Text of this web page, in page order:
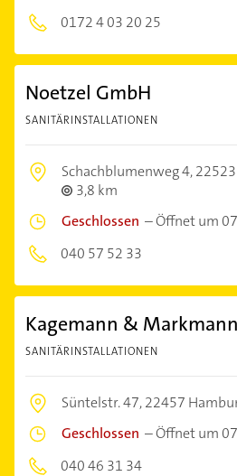
0172 4 03 20 25
Noetzel GmbH
SANITÄRINSTALLATIONEN
Schachblumenweg 4,
3,8 km
Geschlossen –Öffnet um
040 57 52 33
Kagemann &
SANITÄRINSTALLATIONEN
Süntelstr. 47,22457
Geschlossen –Öffnet um
040 46 31 34